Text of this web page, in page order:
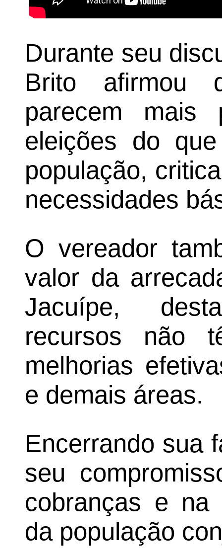
Durante seu
Brito afirmou
parecem mais
eleições do
população,
necessidades
O vereador
valor da
Jacuípe,
recursos não
melhorias
e demais áreas.
Encerrando sua
seu
cobranças e na
da população